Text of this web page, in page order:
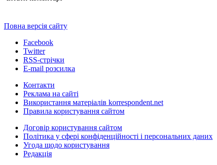
Повна версія сайту
Facebook
Twitter
RSS-стрічки
E-mail розсилка
Контакти
Реклама на сайті
Використання матеріалів korrespondent.net
Правила користування сайтом
Договір користування сайтом
Політика у сфері конфіденційності і персональних даних
Угода щодо користування
Редакція